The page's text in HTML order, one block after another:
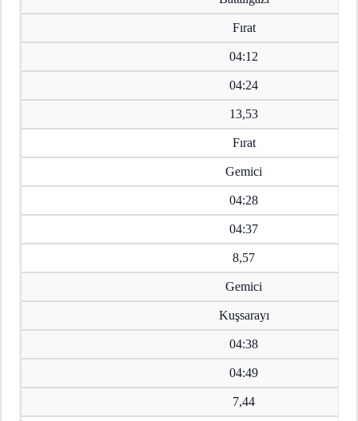
Fırat
04:12
04:24
13,53
Fırat
Gemici
04:28
04:37
8,57
Gemici
Kuşsarayı
04:38
04:49
7,44